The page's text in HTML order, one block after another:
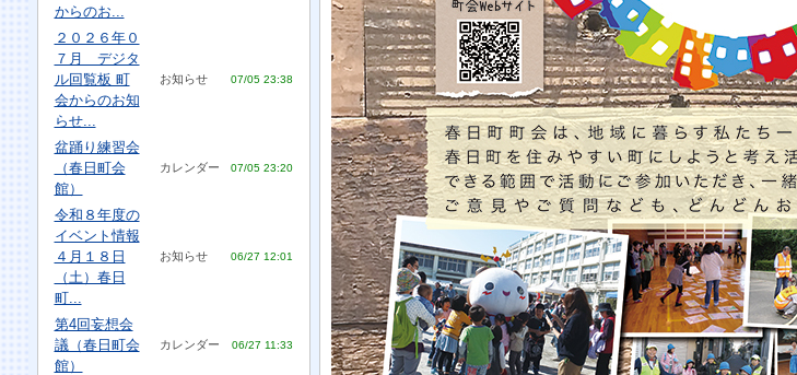
からのお...
２０２６年０
７月 デジタ
ル回覧板 町
会からのお知
らせ...
お知らせ 07/05 23:38
盆踊り練習会
（春日町会
館）
カレンダー 07/05 23:20
令和８年度の
イベント情報
４月１８日
（土）春日
町...
お知らせ 06/27 12:01
第4回妄想会
議（春日町会
館）
カレンダー 06/27 11:33